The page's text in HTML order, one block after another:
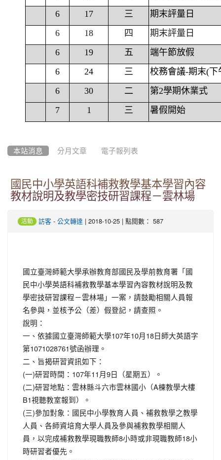
6
17 三
期末評量日
6
18 四
期末評量日
6
19 五
端午節放假
6
24 三
校務會議-期末(下
6
30 二
第2學期休業式
7
1 三 暑假開始
本站消息 分月文章 電子報列表
國民中小學英語科補救教學基本學習內容
教材說明及教學密技研習課程－雲林場
活動 訪客 - 公文轉達 | 2018-10-25 | 點閱數： 587
國立臺灣師範大學承辦教育部國民及學前教育署「國
民中小學英語科補救教學基本學習內容教材說明及教
學密技研習課程－雲林場」一案，請鼓勵相關人員報
名參與，並核予公（差）假登記，請查照。
說明：
一、依據國立臺灣師範大學107年10月18日師大英語字
第1071028761號函辦理。
二、旨揭研習資訊如下：
(一)研習時間：107年11月9日（星期五）。
(二)研習地點：雲林縣斗六市雲林國小（A棟教學大樓
B1視聽教室報到）。
(三)參加對象：國民中小學教育人員、補救教學之教學
人員、各師資培育大學人員及參與補救教學相關人
員，以完成補救教學現職教師8小時或非現職教師18小
時研習者優先。